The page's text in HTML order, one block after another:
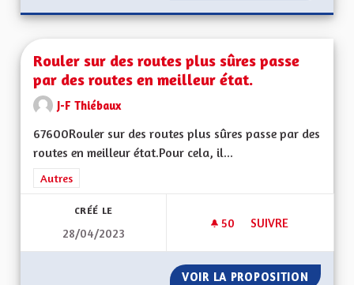
Rouler sur des routes plus sûres passe
par des routes en meilleur état.
J-F Thiébaux
67600Rouler sur des routes plus sûres passe par des
routes en meilleur état.Pour cela, il...
Filtrer les résultats de la catégorie : Autres
Autres
CRÉÉ LE
28/04/2023
50 50 ABONNÉS
SUIVRE
VOIR LA PROPOSITION